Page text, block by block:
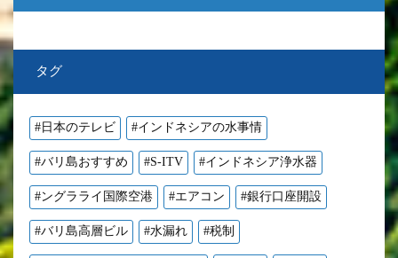
タグ
#日本のテレビ #インドネシアの水事情
#バリ島おすすめ #S-ITV #インドネシア浄水器
#ングラライ国際空港 #エアコン #銀行口座開設
#バリ島高層ビル #水漏れ #税制